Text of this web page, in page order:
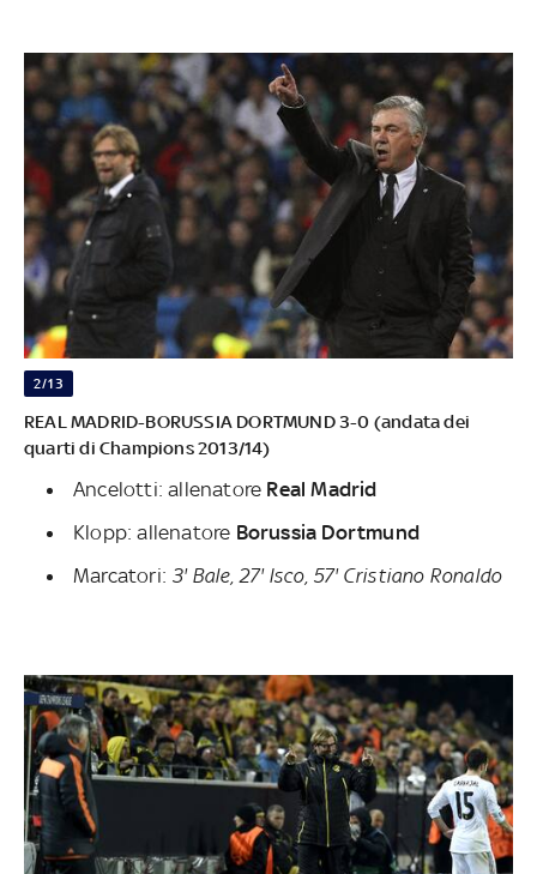
2/13
REAL MADRID-BORUSSIA DORTMUND 3-0 (andata dei
quarti di Champions 2013/14)
Ancelotti: allenatore Real Madrid
Klopp: allenatore Borussia Dortmund
Marcatori: 3' Bale, 27' Isco, 57' Cristiano Ronaldo